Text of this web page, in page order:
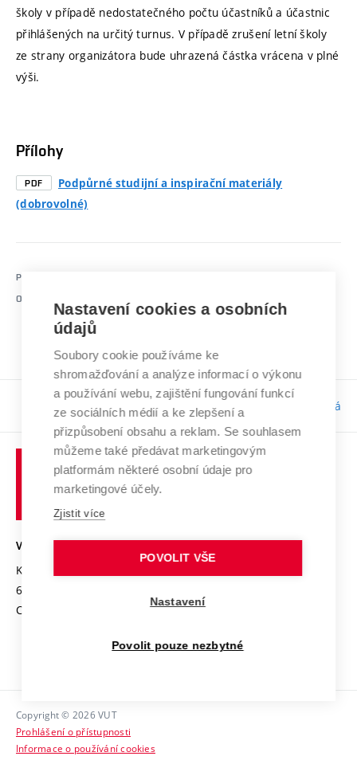
školy v případě nedostatečného počtu účastníků a účastnic
přihlášených na určitý turnus. V případě zrušení letní školy
ze strany organizátora bude uhrazená částka vrácena v plné
výši.
Přílohy
PDF
Podpůrné studijní a inspirační materiály
(dobrovolné)
PUBLIKOVÁNO
ODKAZ
vzdelani/f163596/d326207
Odpovědnost:Bc. Tereza Kučerová
VYSOKÉ UČENÍ TECHNICKÉ V BRNĚ
Kolejní 2906/4
612 00 Brno
Czech Republic
Copyright © 2026 VUT
Prohlášení o přístupnosti
Informace o používání cookies
Nastavení cookies a osobních
údajů
Soubory cookie používáme ke
shromažďování a analýze informací o výkonu
a používání webu, zajištění fungování funkcí
ze sociálních médií a ke zlepšení a
přizpůsobení obsahu a reklam. Se souhlasem
můžeme také předávat marketingovým
platformám některé osobní údaje pro
marketingové účely.
Zjistit více
POVOLIT VŠE
Nastavení
Povolit pouze nezbytné